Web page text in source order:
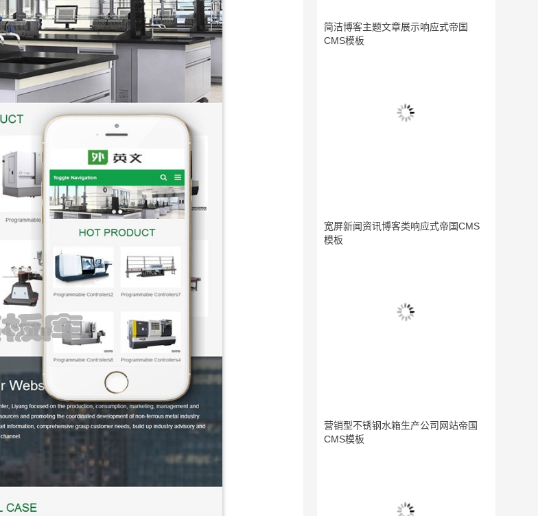
简洁博客主题文章展示响应式帝国
CMS模板
宽屏新闻资讯博客类响应式帝国CMS
模板
营销型不锈钢水箱生产公司网站帝国
CMS模板